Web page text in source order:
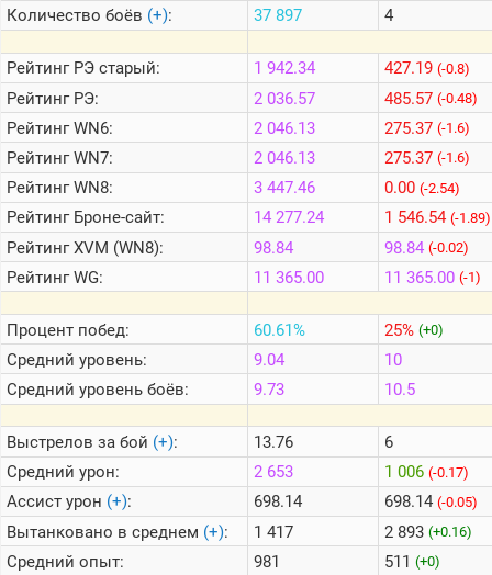
Онлайн
Цветовая
шкала
Теlegram
ВК
Портал
Мира
Танков
Количество боёв (+):
РейтингРЭ старый:
РейтингРЭ:
РейтингWN6:
РейтингWN7:
РейтингWN8:
РейтингБроне-сайт:
РейтингXVM (WN8):
РейтингWG:
Процент побед:
Средний уровень:
Средний уровень боёв:
Выстрелов за бой (+):
Средний урон:
Ассист урон (+):
Вытанковано в среднем (+):
Средний опыт:
37 897
1 942.34
2 036.57
2 046.13
2 046.13
3 447.46
14 277.24
98.84
11 365.00
60.61%
9.04
9.73
13.76
2 653
698.14
1 417
981
4
427.19 (-0.8)
485.57 (-0.48)
275.37 (-1.6)
275.37 (-1.6)
0.00 (-2.54)
1 546.54 (-1.89)
98.84 (-0.02)
11 365.00 (-1)
25% (+0)
10
10.5
6
1 006 (-0.17)
698.14 (-0.05)
2 893 (+0.16)
511 (+0)